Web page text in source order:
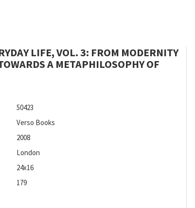
LIFE, VOL. 3: FROM MODERNITY
A METAPHILOSOPHY OF
50423
Verso Books
2008
London
24x16
179